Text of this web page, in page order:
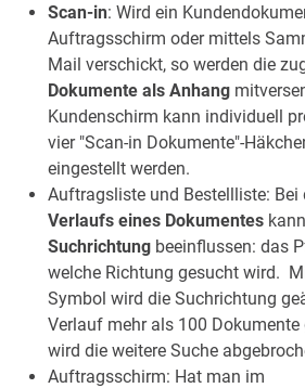
Scan-in: Wird ein
Auftragsschirm oder mittels
Mail verschickt, so werden die
Dokumente als Anhang
Kundenschirm kann individuell
vier "Scan-in Dokumente"-
eingestellt werden.
Auftragsliste und Bestellliste: Bei
Verlaufs eines Dokumentes
Suchrichtung beeinflussen: das
welche Richtung gesucht wird.
Symbol wird die Suchrichtung
Verlauf mehr als 100
wird die weitere Suche
Auftragsschirm: Hat man im